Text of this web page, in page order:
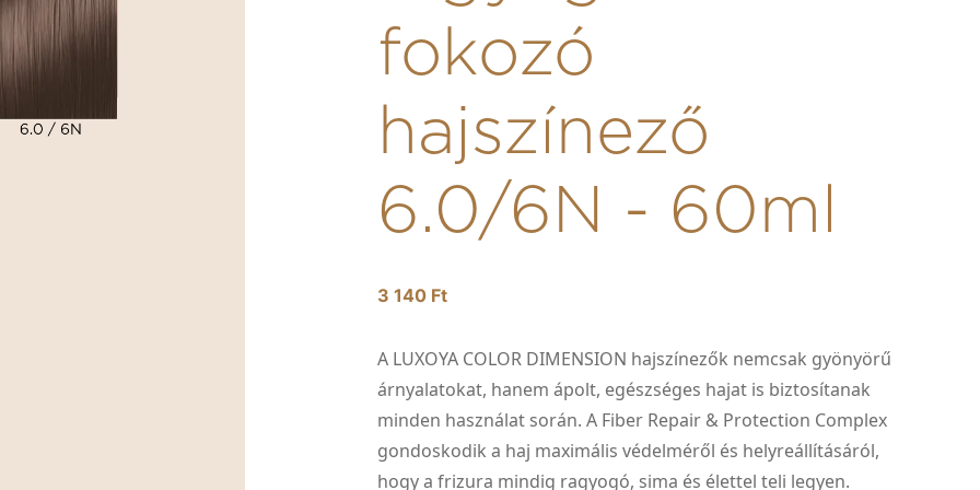
fokozó
hajszínező
6.0/6N - 60ml
3 140 Ft
A LUXOYA COLOR DIMENSION hajszínezők nemcsak gyönyörű
árnyalatokat, hanem ápolt, egészséges hajat is biztosítanak
minden használat során. A Fiber Repair & Protection Complex
gondoskodik a haj maximális védelméről és helyreállításáról,
hogy a frizura mindig ragyogó, sima és élettel teli legyen.